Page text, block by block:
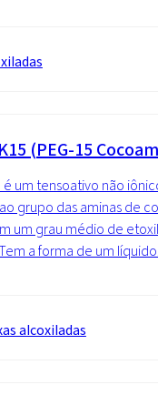
(PEG-15
é um tensoativo não
grupo das aminas de
um grau médio de
a forma de um
alcoxiladas